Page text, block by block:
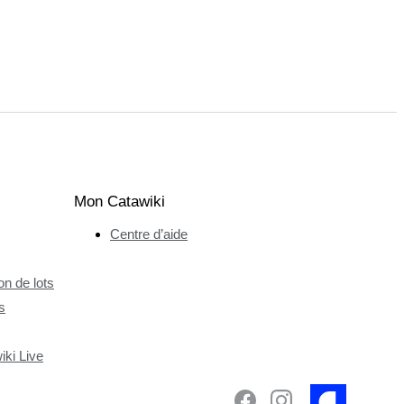
de lots
Live
Mon Catawiki
Centre d’aide